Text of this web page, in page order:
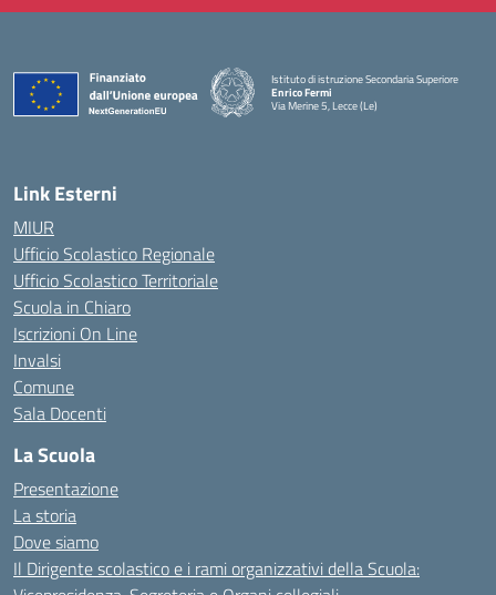
Istituto di istruzione Secondaria Superiore
Enrico Fermi
Via Merine 5, Lecce (Le)
Link Esterni
MIUR
Ufficio Scolastico Regionale
Ufficio Scolastico Territoriale
Scuola in Chiaro
Iscrizioni On Line
Invalsi
Comune
Sala Docenti
La Scuola
Presentazione
La storia
Dove siamo
Il Dirigente scolastico e i rami organizzativi della Scuola: